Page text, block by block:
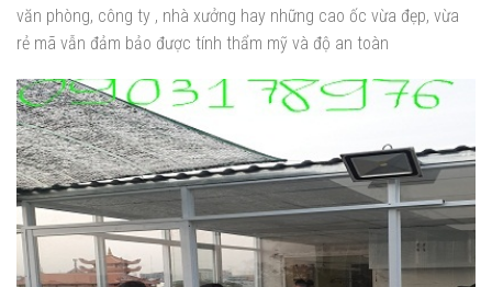
văn phòng, công ty , nhà xưởng hay những cao ốc vừa đẹp, vừa
rẻ mã vẫn đảm bảo được tính thẩm mỹ và độ an toàn